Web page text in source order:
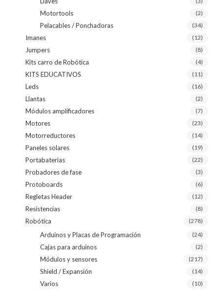
Motortools (2)
Pelacables / Ponchadoras (34)
Imanes (12)
Jumpers (8)
Kits carro de Robótica (4)
KITS EDUCATIVOS (11)
Leds (16)
Llantas (2)
Módulos amplificadores (7)
Motores (23)
Motorreductores (14)
Paneles solares (19)
Portabaterias (22)
Probadores de fase (3)
Protoboards (6)
Regletas Header (12)
Resistencias (8)
Robótica (278)
Arduinos y Placas de Programación (24)
Cajas para arduinos (2)
Módulos y sensores (217)
Shield / Expansión (14)
Varios (10)